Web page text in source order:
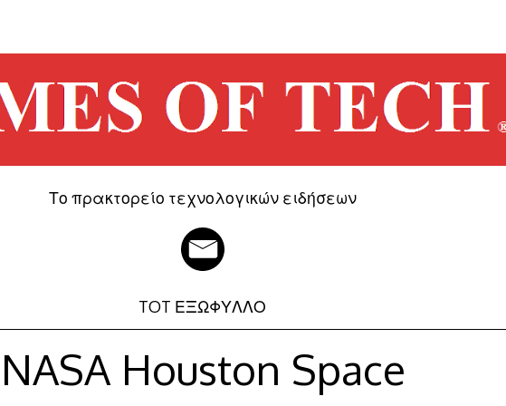
Το πρακτορείο τεχνολογικών ειδήσεων
TOT ΕΞΩΦΥΛΛΟ
NASA Houston Space